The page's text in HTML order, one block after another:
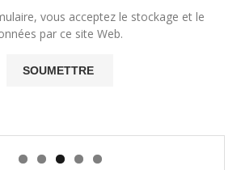
vous acceptez le stockage et le
par ce site Web.